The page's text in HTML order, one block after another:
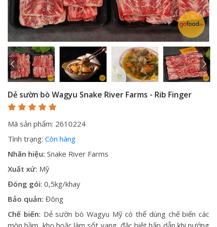
Dẻ sườn bò Wagyu Snake River Farms - Rib Finger
Mã sản phẩm: 2610224
Tình trạng: Còn hàng
Nhãn hiệu: Snake River Farms
Xuất xứ: Mỹ
Đóng gói: 0,5kg/khay
Bảo quản: Đông
Chế biến: Dẻ sườn bò Wagyu Mỹ có thể dùng chế biến các
mòn hầm, kho hoặc làm sốt vang, đặc biệt hấp dẫn khi nướng